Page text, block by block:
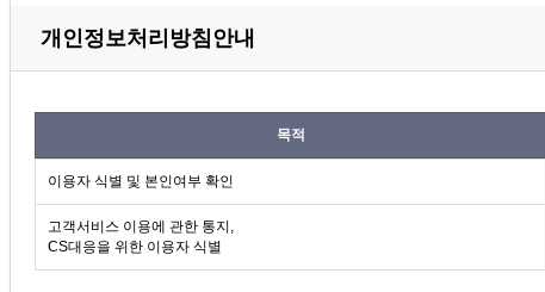
개인정보처리방침안내
목적
이용자 식별 및 본인여부 확인
고객서비스 이용에 관한 통지,
CS대응을 위한 이용자 식별